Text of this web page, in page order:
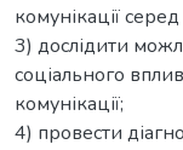
комунікації
3) дослідити
соціального
комунікації;
4) провести